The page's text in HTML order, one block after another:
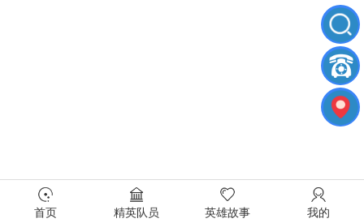
首页 精英队员 英雄故事 我的